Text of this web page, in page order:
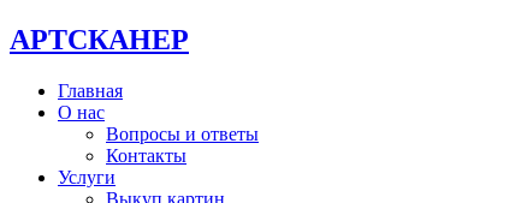
АРТСКАНЕР
Главная
О нас
Вопросы и ответы
Контакты
Услуги
Выкуп картин